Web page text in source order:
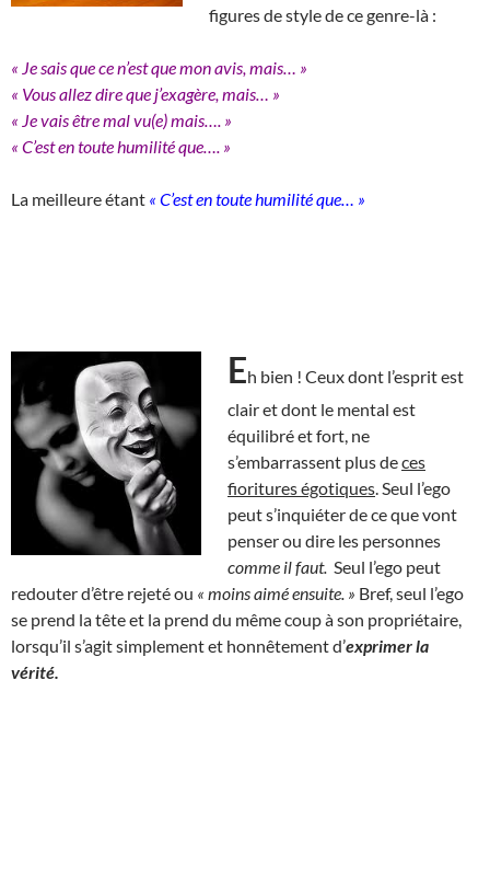
figures de style de ce genre-là :
« Je sais que ce n’est que mon avis, mais… »
« Vous allez dire que j’exagère, mais… »
« Je vais être mal vu(e) mais…. »
« C’est en toute humilité que…. »
La meilleure étant « C’est en toute humilité que… »
Eh bien ! Ceux dont l’esprit est
clair et dont le mental est
équilibré et fort, ne
s’embarrassent plus deces
fioritures égotiques . Seul l’ego
peut s’inquiéter de ce que vont
penser ou dire les personnes
comme il faut. Seul l’ego peut
redouter d’être rejeté ou « moins aimé ensuite. » Bref, seul l’ego
se prend la tête et la prend du même coup à son propriétaire,
lorsqu’il s’agit simplement et honnêtement d’exprimer la
vérité.